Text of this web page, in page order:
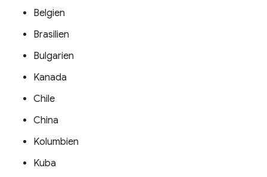
Belgien
Brasilien
Bulgarien
Kanada
Chile
China
Kolumbien
Kuba